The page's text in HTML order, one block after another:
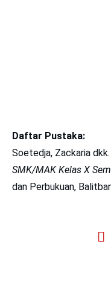
Daftar Pustaka:
Soetedja, Zackaria
SMK/MAK Kelas X
dan Perbukuan,